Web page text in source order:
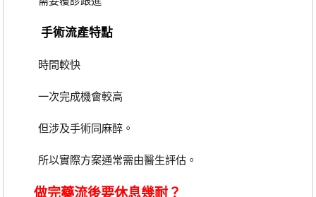
手術流產特點
時間較快
一次完成機會較高
但涉及手術同麻醉。
所以實際方案通常需由醫生評估。
做完藥流後要休息幾耐？